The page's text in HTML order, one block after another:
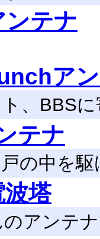
ンテナ
ア
、BBS
テナ
の中を駆
塔
アンテ